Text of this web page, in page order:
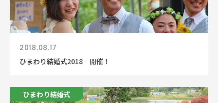
2018.08.17
ひまわり結婚式2018 開催！
ひまわり結婚式